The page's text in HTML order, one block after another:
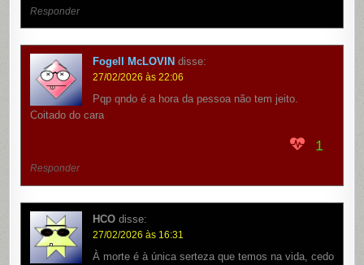
Responder
Fogell McLOVIN disse:
27/02/2026 às 22:06
Pqp qndo é a hora da pessoa não tem jeito.
Coitado do cara
1
Responder
HCO disse:
27/02/2026 às 16:31
À morte é à única serteza que temos na vida, cedo